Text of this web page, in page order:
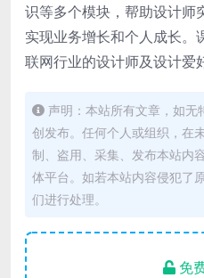
识等多个模块，帮助设计师
实现业务增长和个人成长。
联网行业的设计师及设计爱
声明：本站所有文章，如
创发布。任何个人或组织，在
制、盗用、采集、发布本站内
体平台。如若本站内容侵犯了
们进行处理。
免